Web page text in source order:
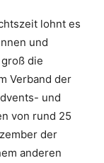
lohnt es
und
die
Verband der
und
von rund 25
der
anderen